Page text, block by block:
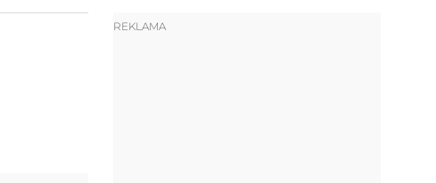
REKLAMA